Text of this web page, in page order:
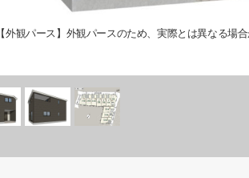
【外観パース】外観パースのため、実際とは異なる場合